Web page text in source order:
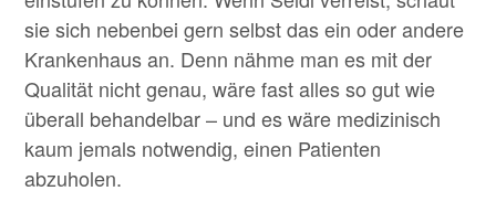
sie sich nebenbei gern selbst das ein oder andere
Krankenhaus an. Denn nähme man es mit der
Qualität nicht genau, wäre fast alles so gut wie
überall behandelbar – und es wäre medizinisch
kaum jemals notwendig, einen Patienten
abzuholen.